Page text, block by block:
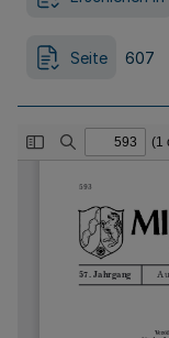
Seite 607